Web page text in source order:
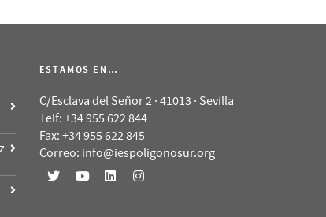
ESTAMOS EN…
C/Esclava del Señor 2 · 41013 · Sevilla
Telf: +34 955 622 844
Fax: +34 955 622 845
Correo: info@iespoligonosur.org